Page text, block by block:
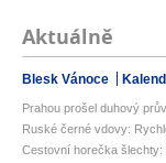
Aktuálně
Blesk Vánoce
Prahou prošel duhový
Ruské černé vdovy:
Cestovní horečka